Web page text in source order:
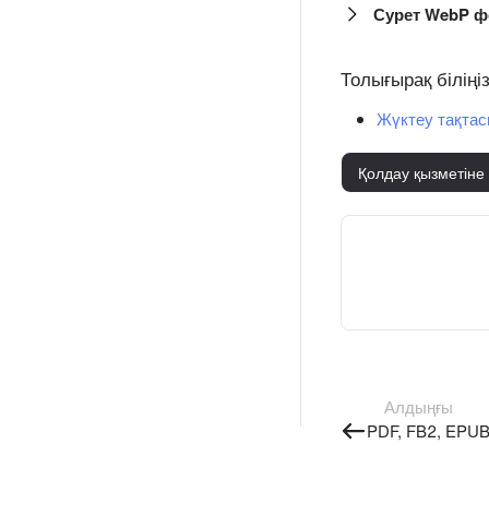
Сурет WebP
Толығырақ біліңіз
Жүктеу
Қолдау
Алдыңғы
PDF, FB2,